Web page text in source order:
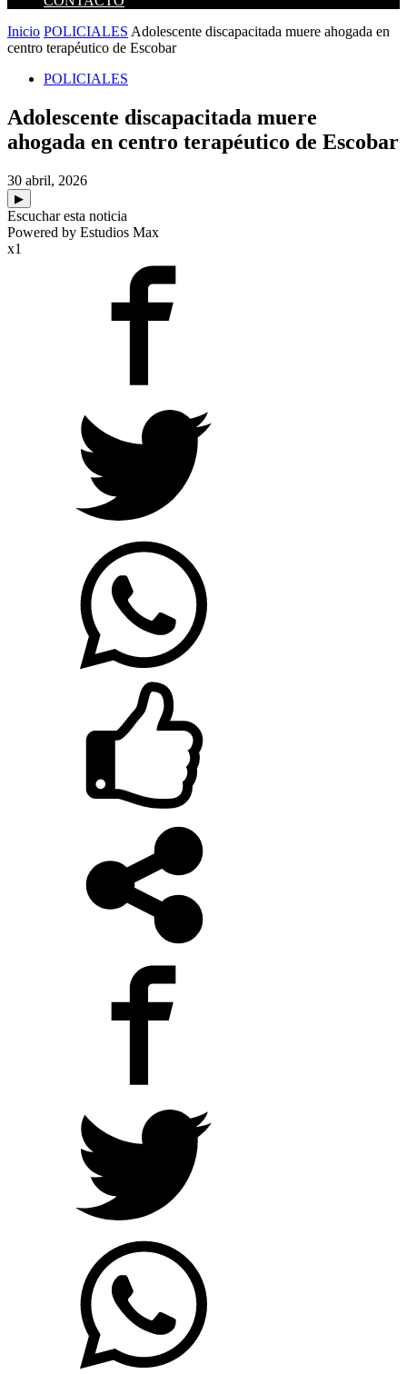
Inicio POLICIALES Adolescente discapacitada muere ahogada en
centro terapéutico de Escobar
POLICIALES
Adolescente discapacitada muere
ahogada en centro terapéutico de Escobar
30 abril, 2026
▶
Escuchar esta noticia
Powered by Estudios Max
x1